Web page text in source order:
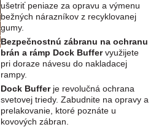
ušetriť peniaze za opravu a výmenu
bežných nárazníkov z recyklovanej
gumy.
Bezpečnostnú zábranu na ochranu
brán a rámp Dock Buffervyužijete
pri doraze návesu do nakladacej
rampy.
Dock Bufferje revolučná ochrana
svetovej triedy. Zabudnite na opravy a
prelakovanie, ktoré poznáte u
kovových zábran.